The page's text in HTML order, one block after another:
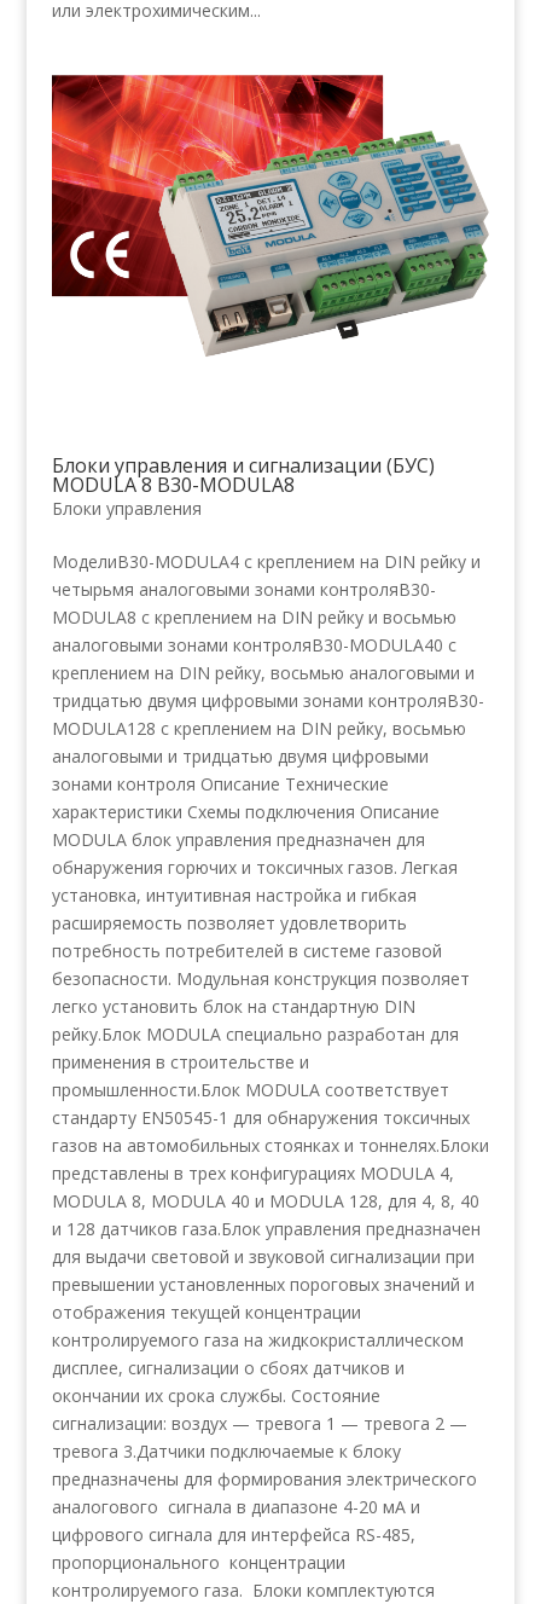
или электрохимическим...
Блоки управления и сигнализации (БУС)
MODULA 8 B30-MODULA8
Блоки управления
МоделиB30-MODULA4 с креплением на DIN рейку и
четырьмя аналоговыми зонами контроляB30-
MODULA8 с креплением на DIN рейку и восьмью
аналоговыми зонами контроляB30-MODULA40 с
креплением на DIN рейку, восьмью аналоговыми и
тридцатью двумя цифровыми зонами контроляB30-
MODULA128 с креплением на DIN рейку, восьмью
аналоговыми и тридцатью двумя цифровыми
зонами контроля Описание Технические
характеристики Схемы подключения Описание
MODULA блок управления предназначен для
обнаружения горючих и токсичных газов. Легкая
установка, интуитивная настройка и гибкая
расширяемость позволяет удовлетворить
потребность потребителей в системе газовой
безопасности. Модульная конструкция позволяет
легко установить блок на стандартную DIN
рейку.Блок MODULA cпециально разработан для
применения в строительстве и
промышленности.Блок MODULA соответствует
стандарту EN50545-1 для обнаружения токсичных
газов на автомобильных стоянках и тоннелях.Блоки
представлены в трех конфигурациях MODULA 4,
MODULA 8, MODULA 40 и MODULA 128, для 4, 8, 40
и 128 датчиков газа.Блок управления предназначен
для выдачи световой и звуковой сигнализации при
превышении установленных пороговых значений и
отображения текущей концентрации
контролируемого газа на жидкокристаллическом
дисплее, сигнализации о сбоях датчиков и
окончании их срока службы. Состояние
сигнализации: воздух — тревога 1 — тревога 2 —
тревога 3.Датчики подключаемые к блоку
предназначены для формирования электрического
аналогового сигнала в диапазоне 4-20 мА и
цифрового сигнала для интерфейса RS-485,
пропорционального концентрации
контролируемого газа. Блоки комплектуются